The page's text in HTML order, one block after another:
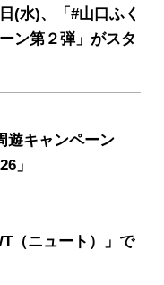
(水)、「#山口ふく
ン第２弾」がスタ
遊キャンペーン
」
（ニュート）」で